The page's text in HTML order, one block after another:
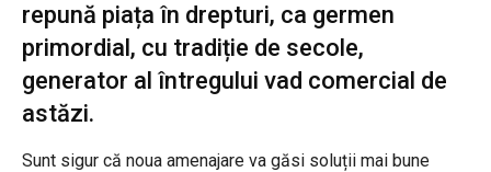
repună piața în drepturi, ca germen
primordial, cu tradiție de secole,
generator al întregului vad comercial de
astăzi.
Sunt sigur că noua amenajare va găsi soluții mai bune